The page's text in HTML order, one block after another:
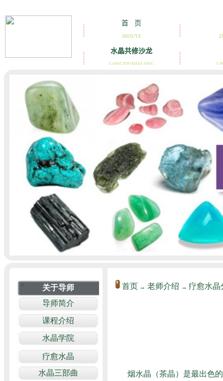
首页 → 老师介绍 → 疗愈水晶
烟水晶（茶晶）是最出色